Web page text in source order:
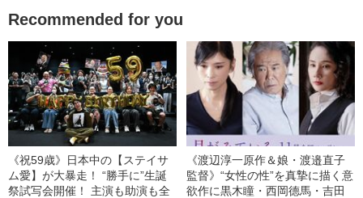
Recommended for you
《祝59歳》日本中の【ステイサ
ム愛】が大暴走！ “勝手に”生誕
祭試写会開催！ 主演も助演も全
《渡辺淳一原作＆娘・渡邉直子
監督》“女性の性”を真摯に描く意
欲作に黒木瞳・西岡德馬・吉田